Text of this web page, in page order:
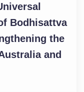
Bodhisattva
the
and